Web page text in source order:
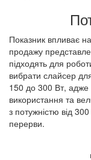
Показник впливає
продажу
підходять для
вибрати слайсер
150 до 300 Вт, адже
використання та
з потужністю від
перерви.